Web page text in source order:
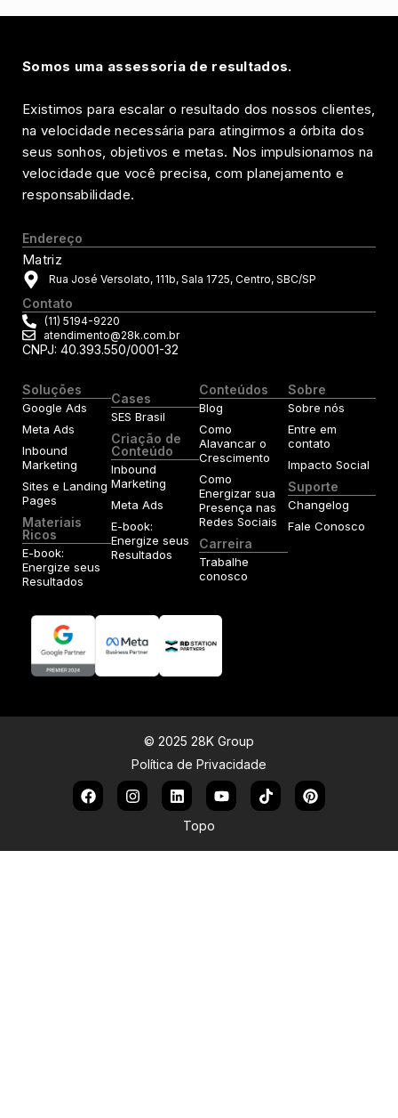
Somos uma assessoria de resultados.
Existimos para escalar o resultado dos nossos clientes,
na velocidade necessária para atingirmos a órbita dos
seus sonhos, objetivos e metas. Nos impulsionamos na
velocidade que você precisa, com planejamento e
responsabilidade.
Endereço
Matriz
Rua José Versolato, 111b, Sala 1725, Centro, SBC/SP
Contato
(11) 5194-9220
atendimento@28k.com.br
CNPJ: 40.393.550/0001-32
Soluções
Google Ads
Meta Ads
Inbound
Marketing
Sites e Landing
Pages
Materiais
Ricos
E-book:
Energize seus
Resultados
Cases
SES Brasil
Criação de
Conteúdo
Inbound
Marketing
Meta Ads
E-book:
Energize seus
Resultados
Conteúdos
Blog
Como
Alavancar o
Crescimento
Como
Energizar sua
Presença nas
Redes Sociais
Carreira
Trabalhe
conosco
Sobre
Sobre nós
Entre em
contato
Impacto Social
Suporte
Changelog
Fale Conosco
© 2025 28K Group
Política de Privacidade
Topo